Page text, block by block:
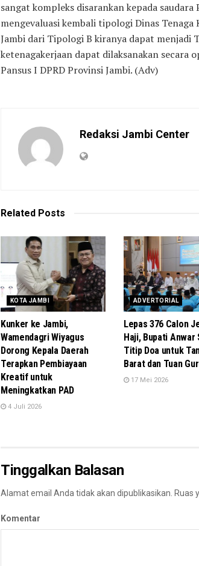
sangat kompleks disarankan kepada
mengevaluasi kembali tipologi Dinas
Jambi dari Tipologi B kiranya dapat menjadi
ketenagakerjaan dapat dilaksanakan secara
Pansus I DPRD Provinsi Jambi. (Adv)
Redaksi Jambi Center
Related Posts
KOTA JAMBI
Kunker ke Jambi,
Wamendagri Wiyagus
Dorong Kepala Daerah
Terapkan Pembiayaan
Kreatif untuk
Meningkatkan PAD
4 Juli 2026
ADVERTORIAL
Lepas 376 Calon
Haji, Bupati Anwar
Titip Doa untuk
Barat dan Tuan
17 Mei 2026
Tinggalkan Balasan
Alamat email Anda tidak akan dipublikasikan. Ruas
Komentar